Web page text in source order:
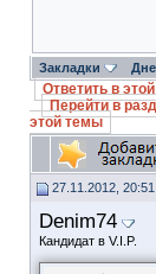
Закладки
Ответить в
Перейти в
этой темы
27.11.2012, 20:51
Denim74
Кандидат в V.I.P.